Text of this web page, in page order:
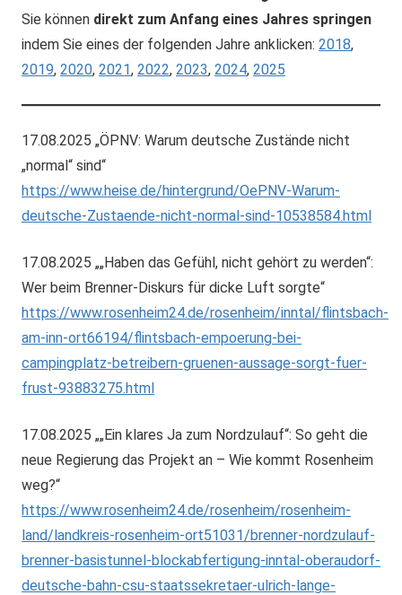
Sie können direkt zum Anfang eines Jahres springen
indem Sie eines der folgenden Jahre anklicken: 2018,
2019, 2020, 2021, 2022, 2023, 2024, 2025
17.08.2025 „ÖPNV: Warum deutsche Zustände nicht
„normal“ sind“
https://www.heise.de/hintergrund/OePNV-Warum-
deutsche-Zustaende-nicht-normal-sind-10538584.html
17.08.2025 „„Haben das Gefühl, nicht gehört zu werden“:
Wer beim Brenner-Diskurs für dicke Luft sorgte“
https://www.rosenheim24.de/rosenheim/inntal/flintsbach-
am-inn-ort66194/flintsbach-empoerung-bei-
campingplatz-betreibern-gruenen-aussage-sorgt-fuer-
frust-93883275.html
17.08.2025 „„Ein klares Ja zum Nordzulauf“: So geht die
neue Regierung das Projekt an – Wie kommt Rosenheim
weg?“
https://www.rosenheim24.de/rosenheim/rosenheim-
land/landkreis-rosenheim-ort51031/brenner-nordzulauf-
brenner-basistunnel-blockabfertigung-inntal-oberaudorf-
deutsche-bahn-csu-staatssekretaer-ulrich-lange-